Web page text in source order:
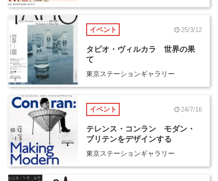
イベント 25/3/12
タピオ・ヴィルカラ 世界の果
て
東京ステーションギャラリー
イベント 24/7/16
テレンス・コンラン モダン・
ブリテンをデザインする
東京ステーションギャラリー